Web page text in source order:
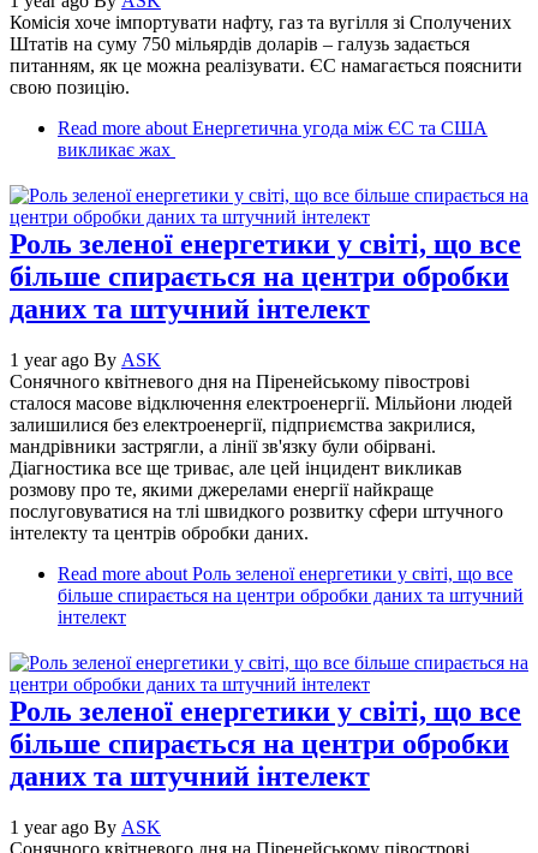
Комісія хоче імпортувати нафту, газ та вугілля зі Сполучених
Штатів на суму 750 мільярдів доларів – галузь задається
питанням, як це можна реалізувати. ЄС намагається пояснити
свою позицію.
Read more about Енергетична угода між ЄС та США
викликає жах
Роль зеленої енергетики у світі, що все
більше спирається на центри обробки
даних та штучний інтелект
1 year ago By ASK
Сонячного квітневого дня на Піренейському півострові
сталося масове відключення електроенергії. Мільйони людей
залишилися без електроенергії, підприємства закрилися,
мандрівники застрягли, а лінії зв'язку були обірвані.
Діагностика все ще триває, але цей інцидент викликав
розмову про те, якими джерелами енергії найкраще
послуговуватися на тлі швидкого розвитку сфери штучного
інтелекту та центрів обробки даних.
Read more about Роль зеленої енергетики у світі, що все
більше спирається на центри обробки даних та штучний
інтелект
Роль зеленої енергетики у світі, що все
більше спирається на центри обробки
даних та штучний інтелект
1 year ago By ASK
Сонячного квітневого дня на Піренейському півострові